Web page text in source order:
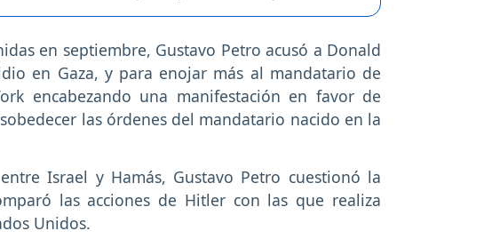
en septiembre, Gustavo Petro acusó a Donald
en Gaza, y para enojar más al mandatario de
encabezando una manifestación en favor de
las órdenes del mandatario nacido en la
Israel y Hamás, Gustavo Petro cuestionó la
las acciones de Hitler con las que realiza
Unidos.